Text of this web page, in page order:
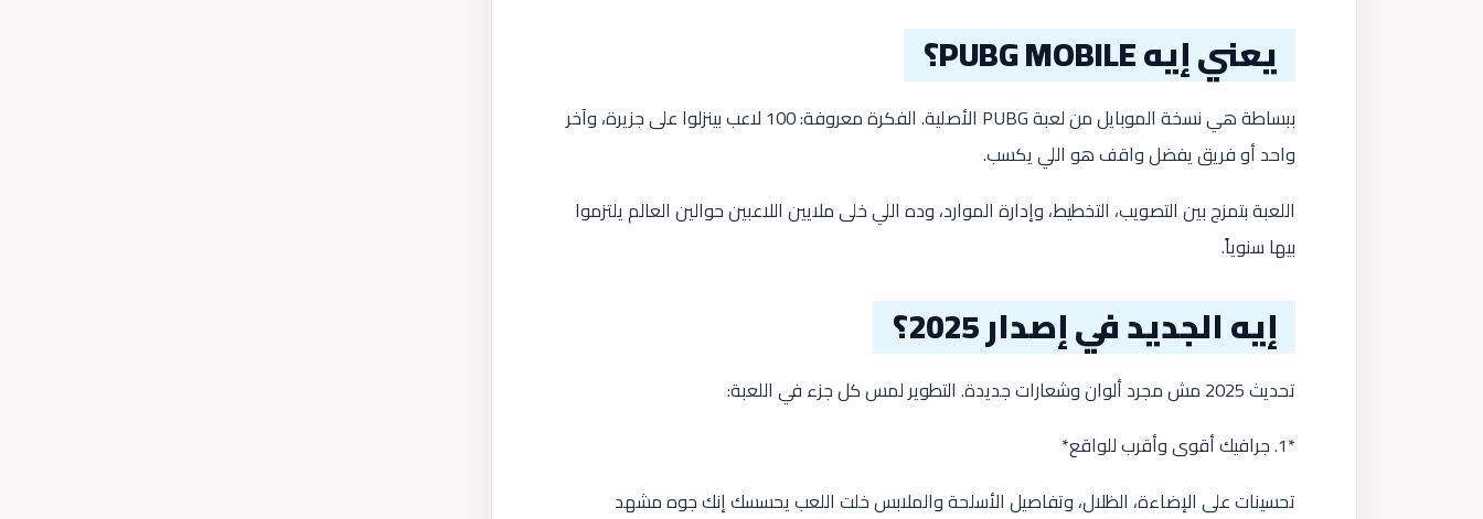
يعني إيه PUBG MOBILE؟
ببساطة هي نسخة الموبايل من لعبة PUBG الأصلية. الفكرة معروفة: 100 لاعب بينزلوا على جزيرة، وآخر
واحد أو فريق يفضل واقف هو اللي يكسب.
اللعبة بتمزج بين التصويب، التخطيط، وإدارة الموارد، وده اللي خلى ملايين اللاعبين حوالين العالم يلتزموا
بيها سنوياً.
إيه الجديد في إصدار 2025؟
تحديث 2025 مش مجرد ألوان وشعارات جديدة. التطوير لمس كل جزء في اللعبة:
*1. جرافيك أقوى وأقرب للواقع*
تحسينات على الإضاءة، الظلال، وتفاصيل الأسلحة والملابس خلت اللعب يحسسك إنك جوه مشهد